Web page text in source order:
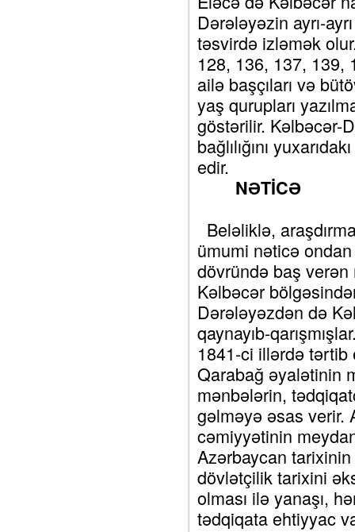
Dərələyəzin ayrı-
təsvirdə izləmək
128, 136, 137, 139,
ailə başçıları və
yaş qurupları
göstərilir. Kəlbəcər-
bağlılığını
edir.
NƏTİCƏ
Beləliklə,
ümumi nəticə
dövründə baş verən
Kəlbəcər
Dərələyəzdən də
qaynayıb-
1841-ci illərdə tərtib
Qarabağ əyalətinin
mənbələrin,
gəlməyə əsas verir.
cəmiyyətinin
Azərbaycan
dövlətçilik tarixini
olması ilə yanaşı,
tədqiqata ehtiyyac